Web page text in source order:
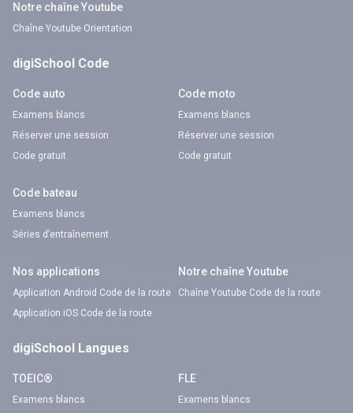
Notre chaîne Youtube
Chaîne Youtube Orientation
digiSchool Code
Code auto
Examens blancs
Réserver une session
Code gratuit
Code moto
Examens blancs
Réserver une session
Code gratuit
Code bateau
Examens blancs
Séries d’entraînement
Nos applications
Application Android Code de la route
Application iOS Code de la route
Notre chaîne Youtube
Chaîne Youtube Code de la route
digiSchool Langues
TOEIC®
Examens blancs
FLE
Examens blancs